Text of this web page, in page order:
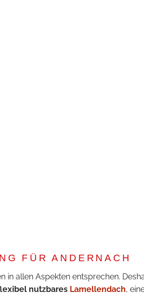
FÜR ANDERNACH
in allen Aspekten entsprechen.
nutzbares Lamellendach,